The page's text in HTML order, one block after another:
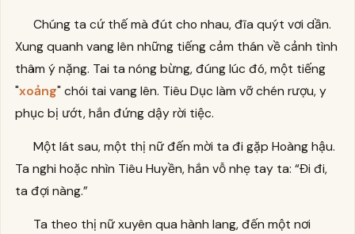
Chúng ta cứ thế mà đút cho nhau, đĩa quýt vơi dần.
Xung quanh vang lên những tiếng cảm thán về cảnh tình
thâm ý nặng. Tai ta nóng bừng, đúng lúc đó, một tiếng
"xoảng" chói tai vang lên. Tiêu Dục làm vỡ chén rượu, y
phục bị ướt, hắn đứng dậy rời tiệc.
Một lát sau, một thị nữ đến mời ta đi gặp Hoàng hậu.
Ta nghi hoặc nhìn Tiêu Huyền, hắn vỗ nhẹ tay ta: “Đi đi,
ta đợi nàng.”
Ta theo thị nữ xuyên qua hành lang, đến một nơi